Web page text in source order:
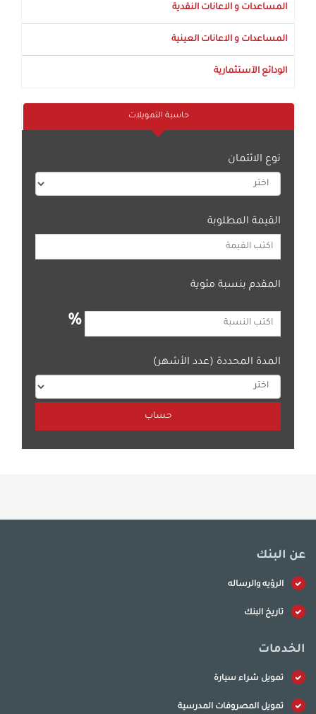
المساعدات و الاعانات النقدية
المساعدات و الاعانات العينية
الودائع الآستثمارية
حاسبة التمويلات
نوع الائتمان
القيمة المطلوبة
المقدم بنسبة مئوية
%
المدة المحددة (عدد الأشهر)
عن البنك
الرؤيه والرساله
تاريخ البنك
الخدمات
تمويل شراء سيارة
تمويل المصروفات المدرسية